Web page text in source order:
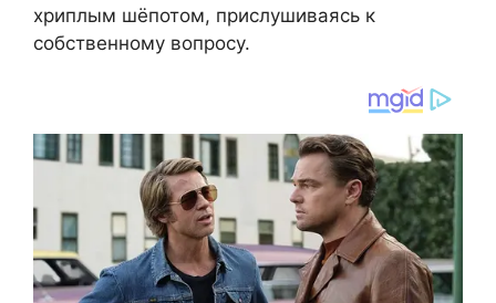
хриплым шёпотом, прислушиваясь к
собственному вопросу.